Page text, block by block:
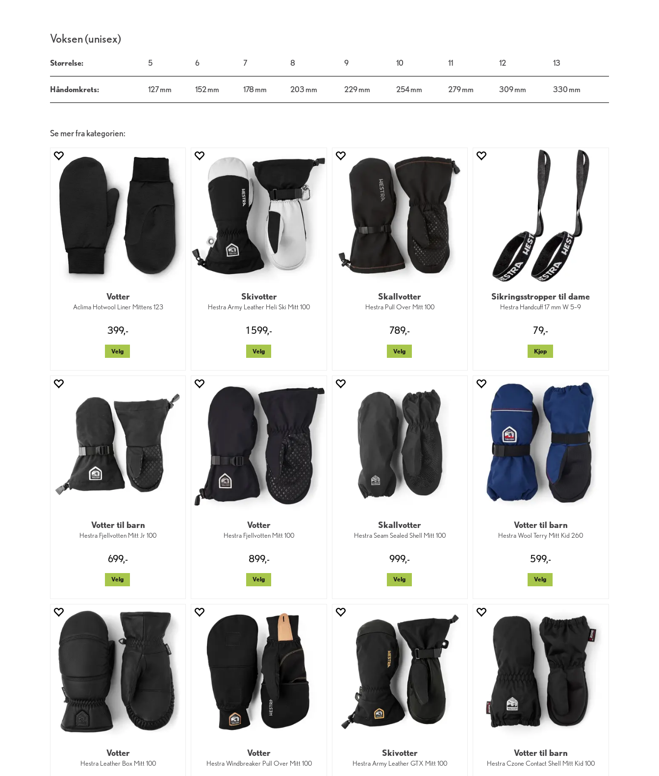
Voksen (unisex)
Størrelse: 5 6 7 8 9 10 11 12 13
Håndomkrets: 127 mm 152 mm 178 mm 203 mm 229 mm 254 mm 279 mm 309 mm 330 mm
Se mer fra kategorien:
Votter
Aclima Hotwool Liner Mittens 123
399,-
Velg
Skivotter
Hestra Army Leather Heli Ski Mitt 100
1 599,-
Velg
Skallvotter
Hestra Pull Over Mitt 100
789,-
Velg
Sikringsstropper til dame
Hestra Handcuff 17 mm W 5–9
79,-
Kjøp
Votter til barn
Hestra Fjellvotten Mitt Jr 100
699,-
Velg
Votter
Hestra Fjellvotten Mitt 100
899,-
Velg
Skallvotter
Hestra Seam Sealed Shell Mitt 100
999,-
Velg
Votter til barn
Hestra Wool Terry Mitt Kid 260
599,-
Velg
Votter
Hestra Leather Box Mitt 100
Votter
Hestra Windbreaker Pull Over Mitt 100
Skivotter
Hestra Army Leather GTX Mitt 100
Votter til barn
Hestra Czone Contact Shell Mitt Kid 100